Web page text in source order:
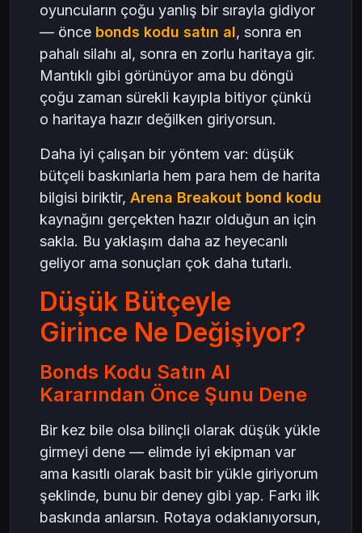
oyuncuların çoğu yanlış bir sırayla gidiyor
— önce bonds kodu satın al, sonra en
pahalı silahı al, sonra en zorlu haritaya gir.
Mantıklı gibi görünüyor ama bu döngü
çoğu zaman sürekli kayıpla bitiyor çünkü
o haritaya hazır değilken giriyorsun.
Daha iyi çalışan bir yöntem var: düşük
bütçeli baskınlarla hem para hem de harita
bilgisi biriktir, Arena Breakout bond kodu
kaynağını gerçekten hazır olduğun an için
sakla. Bu yaklaşım daha az heyecanlı
geliyor ama sonuçları çok daha tutarlı.
Düşük Bütçeyle
Girince Ne Değişiyor?
Bonds Kodu Satın Al
Kararından Önce Şunu Dene
Bir kez bile olsa bilinçli olarak düşük yükle
girmeyi dene — elimde iyi ekipman var
ama kasıtlı olarak basit bir yükle giriyorum
şeklinde, bunu bir deney gibi yap. Farkı ilk
baskında anlarsın. Rotaya odaklanıyorsun,